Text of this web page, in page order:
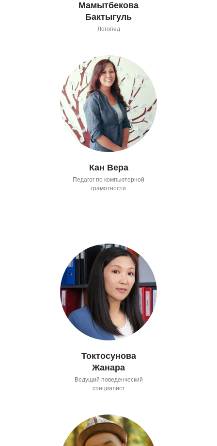
Мамытбекова
Бактыгуль
Логопед
Кан Вера
Педагог по компьютерной
грамотности
Токтосунова
Жанара
Ведущий поведенческий
специалист